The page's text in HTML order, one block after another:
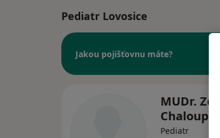
Pediatr Lovosice
Jakou pojišťovnu máte?
MUDr.
Pediatr